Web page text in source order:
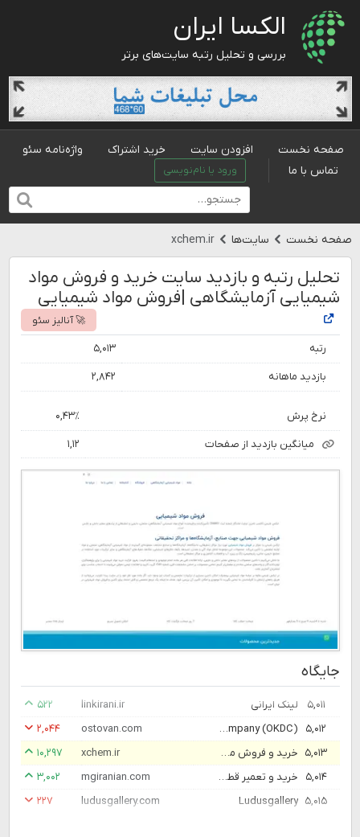
الکسا ایران
بررسی و تحلیل رتبه سایت‌های برتر
صفحه نخست افزودن سایت خرید اشتراک
واژه‌نامه سئو
تماس با ما
ورود یا نام‌نویسی
صفحه نخست سایت‌ها xchem.ir
تحلیل رتبه و بازدید سایت خرید و فروش مواد
شیمیایی آزمایشگاهی |فروش مواد شیمیایی
🚀 آنالیز سئو
رتبه ۵,۰۱۳
بازدید ماهانه ۲,۸۴۲
نرخ پرش ۰,۴۳٪
میانگین بازدید از صفحات ۱,۱۲
جایگاه
۵,۰۱۱ لینک ایرانی linkirani.ir
۵۲۲
۵,۰۱۲
Ostovan Kish Drilling Company (OKDC) | شرکت حفاری استوان کیش ostovan.com
۲,۰۴۴
۵,۰۱۳
خرید و فروش مواد شیمیایی آزمایشگاهی |فروش مواد شیمیایی xchem.ir
۱۰,۲۹۷
۵,۰۱۴
خرید و تعمیر قطعات ام جی - ام جی ایرانیان mgiranian.com
۳,۰۰۲
۵,۰۱۵ Ludusgallery
ludusgallery.com ۲۲۷